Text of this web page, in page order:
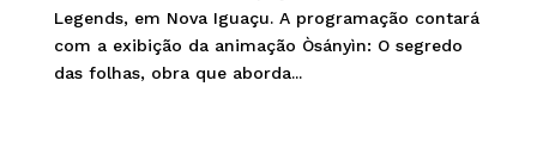
Legends, em Nova Iguaçu. A programação contará
com a exibição da animação Òsányìn: O segredo
das folhas, obra que aborda...